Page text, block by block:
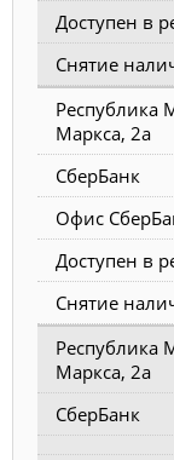
Доступен в
Снятие
Республика
Маркса, 2а
СберБанк
Офис
Доступен в
Снятие
Республика
Маркса, 2а
СберБанк